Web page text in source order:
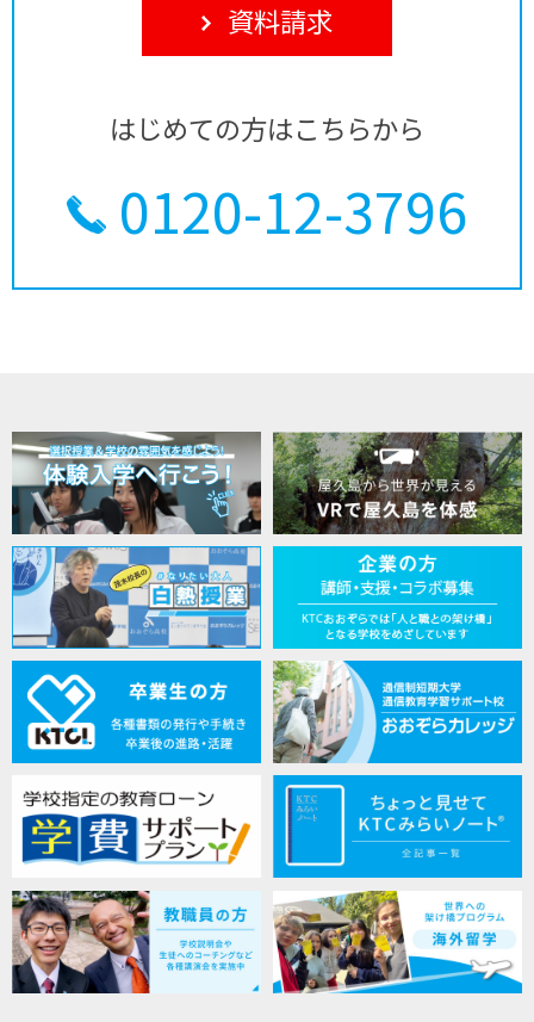
資料請求
はじめての方はこちらから
0120-12-3796